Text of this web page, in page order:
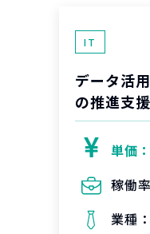
IT
データ活
の推進支援
単価：
稼働
業種：